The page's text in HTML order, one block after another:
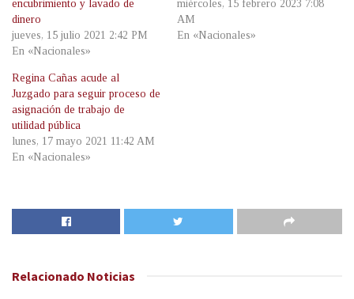
encubrimiento y lavado de
dinero
jueves, 15 julio 2021 2:42 PM
En «Nacionales»
miércoles, 15 febrero 2023 7:08
AM
En «Nacionales»
Regina Cañas acude al
Juzgado para seguir proceso de
asignación de trabajo de
utilidad pública
lunes, 17 mayo 2021 11:42 AM
En «Nacionales»
Relacionado Noticias